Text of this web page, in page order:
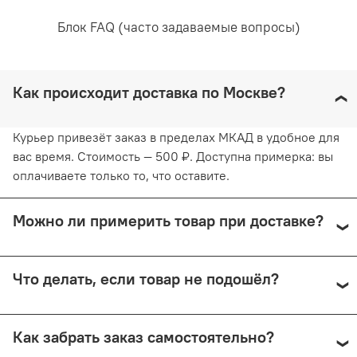
Блок FAQ (часто задаваемые вопросы)
Как происходит доставка по Москве?
Курьер привезёт заказ в пределах МКАД в удобное для
вас время. Стоимость — 500 ₽. Доступна примерка: вы
оплачиваете только то, что оставите.
Можно ли примерить товар при доставке?
СДЭК с примеркой. Первые 15 минут — бесплатно.
Что делать, если товар не подошёл?
Почтой России (в этом случае возврат невозможен).
Как забрать заказ самостоятельно?